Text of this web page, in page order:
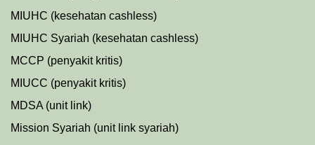
MIUHC (kesehatan cashless)
MIUHC Syariah (kesehatan cashless)
MCCP (penyakit kritis)
MIUCC (penyakit kritis)
MDSA (unit link)
Mission Syariah (unit link syariah)